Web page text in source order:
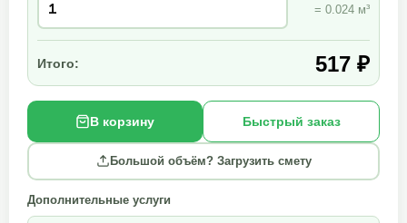
= 0.024 м³
Итого: 517 ₽
В корзину Быстрый заказ
Большой объём? Загрузить смету
Дополнительные услуги